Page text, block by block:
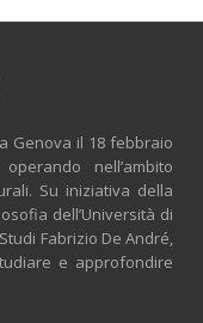
Genova il 18 febbraio
nell’ambito
Su iniziativa della
dell’Università di
Fabrizio De André,
e approfondire